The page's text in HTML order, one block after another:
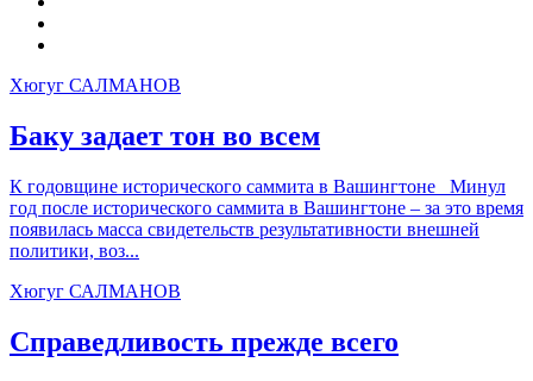
Хюгуг САЛМАНОВ
Баку задает тон во всем
К годовщине исторического саммита в Вашингтоне Минул
год после исторического саммита в Вашингтоне – за это время
появилась масса свидетельств результативности внешней
политики, воз...
Хюгуг САЛМАНОВ
Справедливость прежде всего